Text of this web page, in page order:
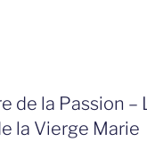
de la Passion –
la Vierge Marie